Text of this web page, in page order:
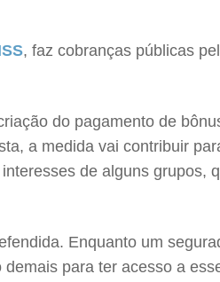
, faz cobranças públicas
do pagamento de
a medida vai contribuir
de alguns grupos,
Enquanto um
para ter acesso a